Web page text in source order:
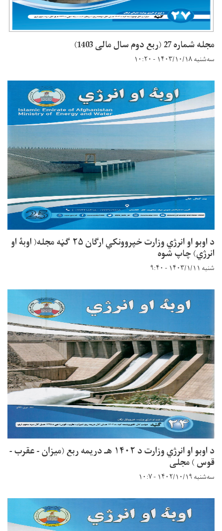
مجله شماره 27 (ربع دوم سال مالی 1403)
سه‌شنبه ۱۴۰۳/۱۰/۱۸ - ۱۰:۲۰
د اوبو او انرژي وزارت خپروونکي ارګان ۲۵ ګڼه مجله( اوبۀ او
انرژي) چاپ شوه
شنبه ۱۴۰۳/۱/۱۱ - ۹:۴۰
د اوبو او انرژي وزارت د ۱۴۰۲ هـ دریمه ربع (میزان - عقرب -
قوس ) مجلی
سه‌شنبه ۱۴۰۲/۱۰/۱۹ - ۱۰:۷